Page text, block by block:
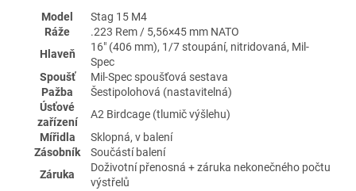
Model
Stag 15 M4
Ráže
.223 Rem / 5,56×45 mm NATO
Hlaveň
16" (406 mm), 1/7 stoupání, nitridovaná, Mil-
Spec
Spoušť
Mil-Spec spoušťová sestava
Pažba
Šestipolohová (nastavitelná)
Úsťové
zařízení
A2 Birdcage (tlumič výšlehu)
Mířidla
Sklopná, v balení
Zásobník
Součástí balení
Záruka
Doživotní přenosná + záruka nekonečného počtu
výstřelů